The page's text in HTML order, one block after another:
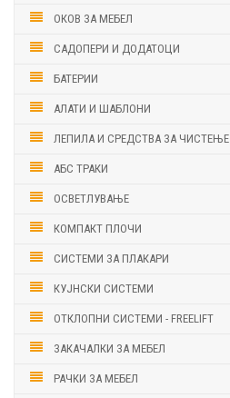
ОКОВ ЗА МЕБЕЛ
САДОПЕРИ И ДОДАТОЦИ
БАТЕРИИ
АЛАТИ И ШАБЛОНИ
ЛЕПИЛА И СРЕДСТВА ЗА ЧИСТЕЊЕ
АБС ТРАКИ
ОСВЕТЛУВАЊЕ
КОМПАКТ ПЛОЧИ
СИСТЕМИ ЗА ПЛАКАРИ
КУЈНСКИ СИСТЕМИ
ОТКЛОПНИ СИСТЕМИ - FREELIFT
ЗАКАЧАЛКИ ЗА МЕБЕЛ
РАЧКИ ЗА МЕБЕЛ